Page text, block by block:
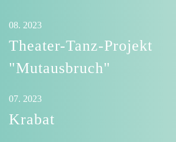
08. 2023
Theater-Tanz-Projekt
"Mutausbruch"
07. 2023
Krabat